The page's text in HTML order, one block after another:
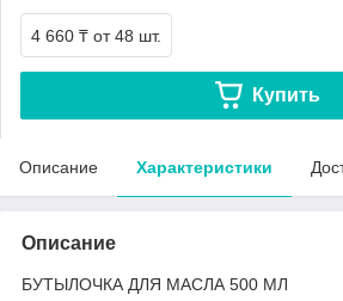
4 660 ₸ от 48 шт.
Купить
Описание Характеристики
Описание
БУТЫЛОЧКА ДЛЯ МАСЛА 500 МЛ